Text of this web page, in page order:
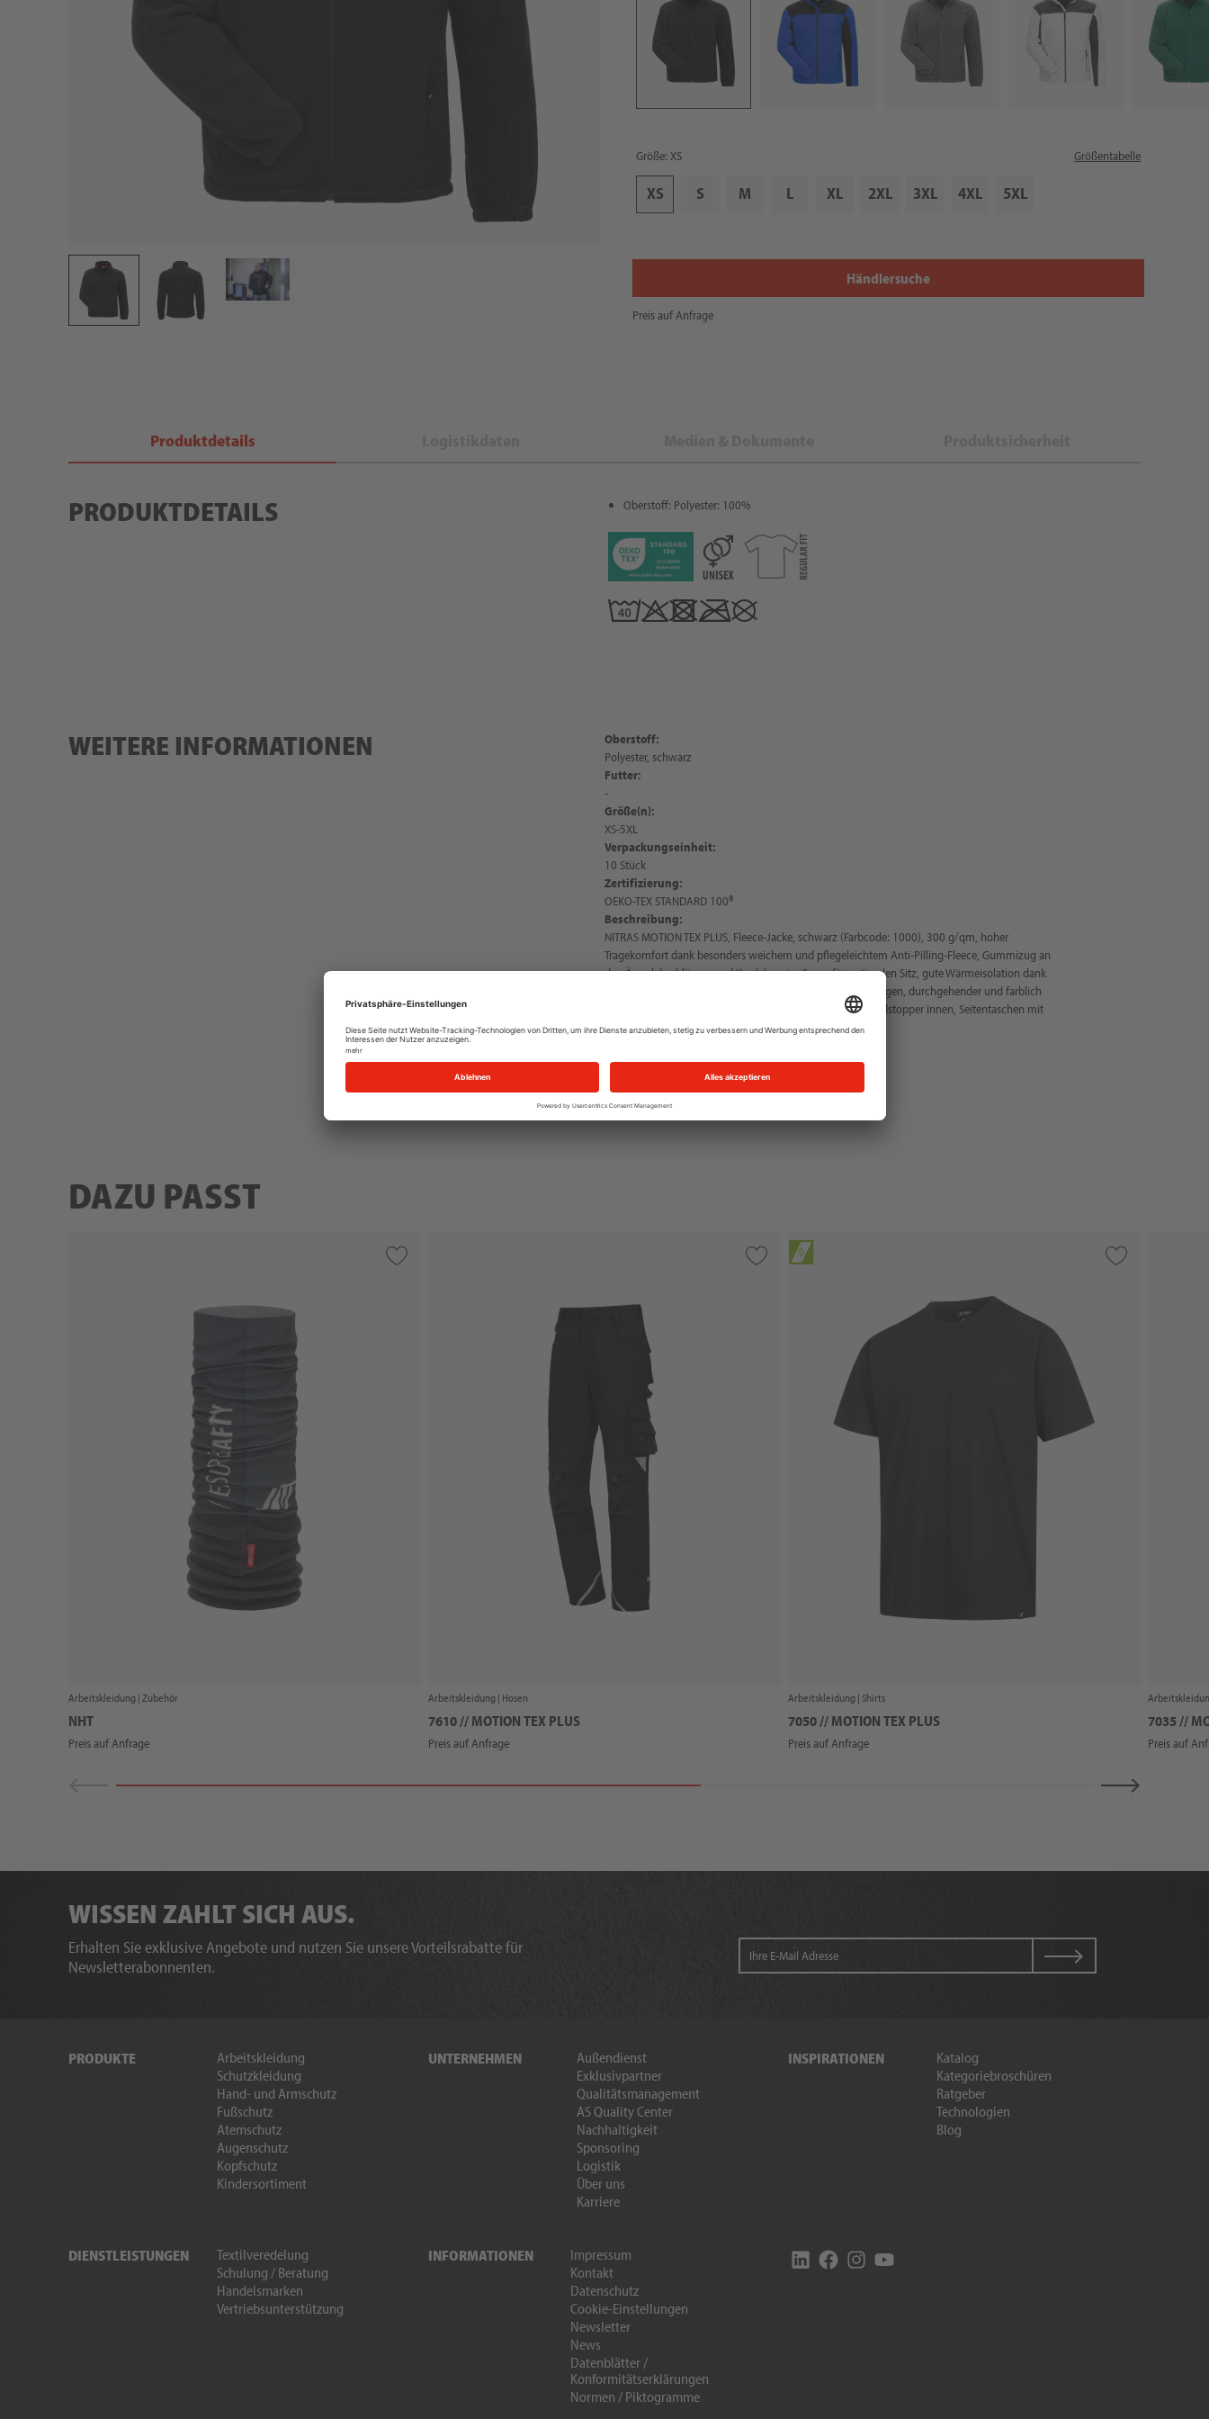
Größe: XS Größentabelle
XS S M L XL 2XL 3XL 4XL 5XL
Händlersuche
Preis auf Anfrage
Produktdetails
PRODUKTDETAILS Oberstoff: Polyester: 100%
WEITERE INFORMATIONEN
Oberstoff:
Polyester, schwarz
Futter:
-
Größe(n):
XS-5XL
Verpackungseinheit:
10 Stück
Zertifizierung:
OEKO-TEX STANDARD 100®
Beschreibung:
NITRAS MOTION TEX PLUS, Fleece-Jacke, schwarz (Farbcode: 1000), 300 g/qm, hoher
Tragekomfort dank besonders weichem und pflegeleichtem Anti-Pilling-Fleece, Gummizug an
den Ärmelabschlüssen und Kordelzug im Saum für optimalen Sitz, gute Wärmeisolation dank
dichter Verarbeitung des Materials, nicht kratzender Stehkragen, durchgehender und farblich
abgestimmter YKK-Reißverschluss mit Kinnschutz und Windstopper innen, Seitentaschen mit
Reißverschluss, OEKO-TEX STANDARD 100®, Regular Fit
DAZU PASST
Arbeitskleidung | Zubehör
NHT
Preis auf Anfrage
Arbeitskleidung | Hosen
7610 // MOTION TEX PLUS
Preis auf Anfrage
Arbeitskleidung | Shirts
7050 // MOTION TEX PLUS
Preis auf Anfrage
7035 //
Preis auf
WISSEN ZAHLT SICH AUS.
Erhalten Sie exklusive Angebote und nutzen Sie unsere Vorteilsrabatte für
Newsletterabonnenten.
PRODUKTE
Arbeitskleidung
Schutzkleidung
Hand- und Armschutz
Fußschutz
Atemschutz
Augenschutz
Kopfschutz
Kindersortiment
UNTERNEHMEN
Außendienst
Exklusivpartner
Qualitätsmanagement
AS Quality Center
Nachhaltigkeit
Sponsoring
Logistik
Über uns
Karriere
INSPIRATIONEN
Katalog
Kategoriebroschüren
Ratgeber
Technologien
Blog
DIENSTLEISTUNGEN
Textilveredelung
Schulung / Beratung
Handelsmarken
Vertriebsunterstützung
INFORMATIONEN
Impressum
Kontakt
Datenschutz
Cookie-Einstellungen
Newsletter
News
Datenblätter /
Konformitätserklärungen
Normen / Piktogramme